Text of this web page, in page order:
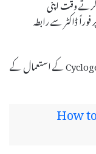
ڈاکٹر سے رابطہ
ان احتیاطی تدابیر پر عمل کرنے سے آپ Cyclogest Tablet کے استعمال کے
How